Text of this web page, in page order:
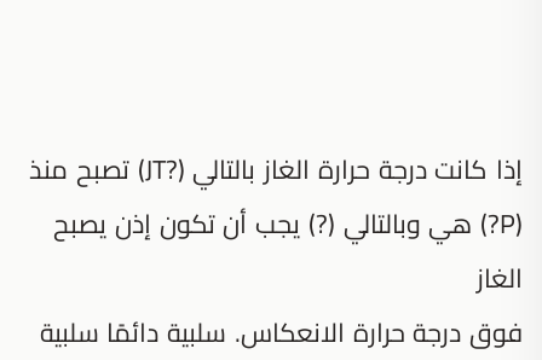
إذا كانت درجة حرارة الغاز بالتالي (?JT) تصبح منذ
(P?) هي وبالتالي (?) يجب أن تكون إذن يصبح
الغاز
فوق درجة حرارة الانعكاس. سلبية دائمًا سلبية